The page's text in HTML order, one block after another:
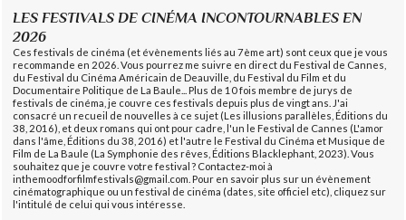
LES FESTIVALS DE CINÉMA INCONTOURNABLES EN
2026
Ces festivals de cinéma (et évènements liés au 7ème art) sont ceux que je vous
recommande en 2026. Vous pourrez me suivre en direct du Festival de Cannes,
du Festival du Cinéma Américain de Deauville, du Festival du Film et du
Documentaire Politique de La Baule... Plus de 10 fois membre de jurys de
festivals de cinéma, je couvre ces festivals depuis plus de vingt ans. J'ai
consacré un recueil de nouvelles à ce sujet (Les illusions parallèles, Éditions du
38, 2016), et deux romans qui ont pour cadre, l'un le Festival de Cannes (L'amor
dans l'âme, Éditions du 38, 2016) et l'autre le Festival du Cinéma et Musique de
Film de La Baule (La Symphonie des rêves, Éditions Blacklephant, 2023). Vous
souhaitez que je couvre votre festival ? Contactez-moi à
inthemoodforfilmfestivals@gmail.com. Pour en savoir plus sur un évènement
cinématographique ou un festival de cinéma (dates, site officiel etc), cliquez sur
l'intitulé de celui qui vous intéresse.